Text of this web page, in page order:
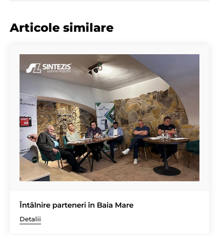
Articole similare
Întâlnire parteneri în Baia Mare
Detalii